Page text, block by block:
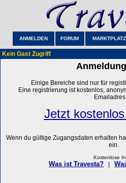
ANMELDEN FORUM MARKTPLATZ
Kein Gast Zugriff
Einige Bereiche sind nur für
Eine registrierung ist kostenlos,
Jetzt
Wenn du gültige Zugangsdaten erhalten
ein.
Kostenlose
Was ist Travesta?